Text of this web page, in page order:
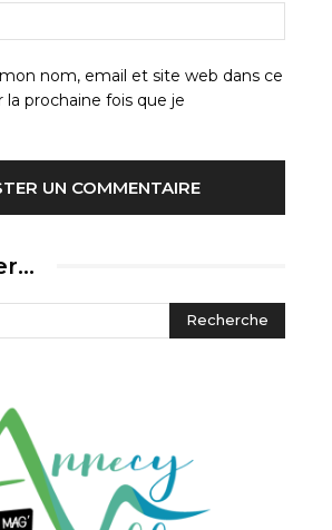
:
nom, email et site web dans ce
prochaine fois que je